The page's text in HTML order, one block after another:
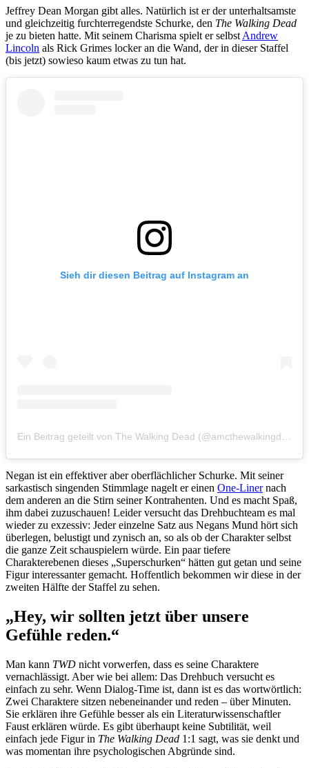
Jeffrey Dean Morgan gibt alles. Natürlich ist er der unterhaltsamste
und gleichzeitig furchterregendste Schurke, den The Walking Dead
je zu bieten hatte. Mit seinem Charisma spielt er selbst Andrew
Lincoln als Rick Grimes locker an die Wand, der in dieser Staffel
(bis jetzt) sowieso kaum etwas zu tun hat.
Sieh dir diesen Beitrag auf Instagram an
Ein Beitrag geteilt von The Walking Dead (@amcthewalkingdead)
Negan ist ein effektiver aber oberflächlicher Schurke. Mit seiner
sarkastisch singenden Stimmlage nagelt er einen One-Linernach
dem anderen an die Stirn seiner Kontrahenten. Und es macht Spaß,
ihm dabei zuzuschauen! Leider versucht das Drehbuchteam es mal
wieder zu exzessiv: Jeder einzelne Satz aus Negans Mund hört sich
überlegen, belustigt und zynisch an, so als ob der Charakter selbst
die ganze Zeit schauspielern würde. Ein paar tiefere
Charakterebenen dieses „Superschurken“ hätten gut getan und seine
Figur interessanter gemacht. Hoffentlich bekommen wir diese in der
zweiten Hälfte der Staffel zu sehen.
„Hey, wir sollten jetzt über unsere
Gefühle reden.“
Man kann TWD nicht vorwerfen, dass es seine Charaktere
vernachlässigt. Aber wie bei allem: Das Drehbuch versucht es
einfach zu sehr. Wenn Dialog-Time ist, dann ist es das wortwörtlich:
Zwei Charaktere sitzen nebeneinander und reden – über Minuten.
Sie erklären ihre Gefühle besser als ein Literaturwissenschaftler
Faust erklären würde. Es gibt überhaupt keine Subtilität, weil
einfach jede Figur in The Walking Dead 1:1 sagt, was sie denkt und
was momentan ihre psychologischen Abgründe sind.